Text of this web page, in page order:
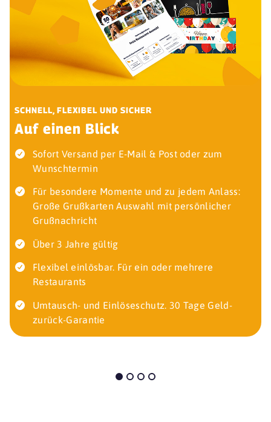
SCHNELL, FLEXIBEL UND SICHER
Auf einen Blick
Sofort Versand per E-Mail & Post oder zum
Wunschtermin
Für besondere Momente und zu jedem Anlass:
Große Grußkarten Auswahl mit persönlicher
Grußnachricht
Über 3 Jahre gültig
Flexibel einlösbar. Für ein oder mehrere
Restaurants
Umtausch- und Einlöseschutz. 30 Tage Geld-
zurück-Garantie